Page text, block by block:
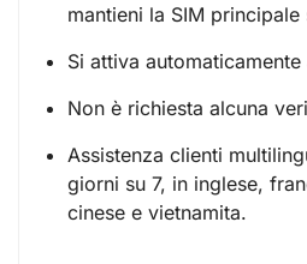
mantieni la SIM
Si attiva
Non è richiesta alcuna
Assistenza clienti
giorni su 7, in inglese,
cinese e vietnamita.